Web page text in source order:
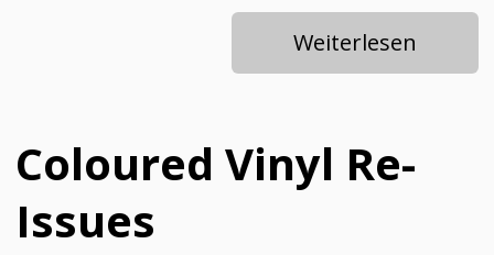
Weiterlesen
Coloured Vinyl Re-
Issues